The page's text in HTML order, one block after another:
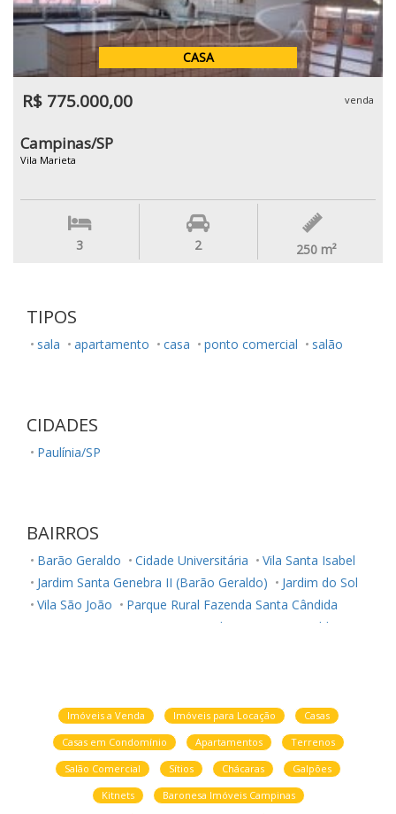
CASA
R$ 775.000,00 venda
Campinas/SP
Vila Marieta
3 2 250 m²
TIPOS
sala apartamento casa ponto comercial salão
CIDADES
Paulínia/SP
BAIRROS
Barão Geraldo Cidade Universitária
Vila Santa Isabel
Jardim Santa Genebra II (Barão Geraldo)
Jardim do Sol
Vila São João
Parque Rural Fazenda Santa Cândida
Loteamento Center Santa Genebra
Barao Geraldo
Imóveis a Venda Imóveis para Locação
Casas
Casas em Condomínio
Apartamentos
Terrenos
Salão Comercial
Sítios Chácaras
Galpões
Kitnets
Baronesa Imóveis Campinas